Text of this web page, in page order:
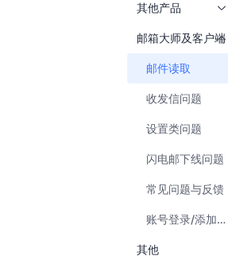
其他产品
邮箱大师及客户端
邮件读取
收发信问题
设置类问题
闪电邮下线问题
常见问题与反馈
账号登录/添加问题
其他